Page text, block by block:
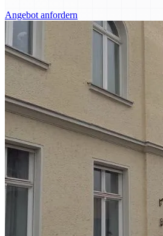
Angebot anfordern